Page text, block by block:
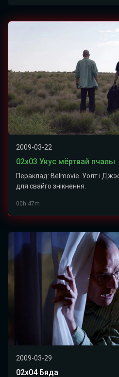
2009-03-22
02x03 Укус мёртвай пчалы
Пераклад: Belmovie. Уолт і
для свайго знікнення.
00h 47m
2009-03-29
02x04 Бяда